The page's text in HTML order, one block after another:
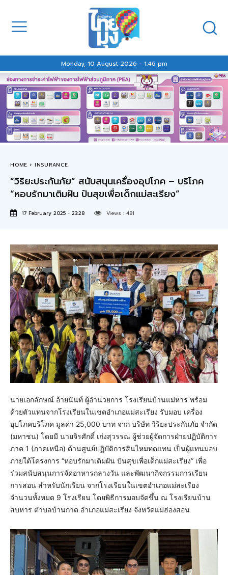
Monday, 10 August 2026 - 1:46 pm
HOME INSURANCE
“วิริยะประกันภัย” สนับสนุนเครื่องอุปโภค – บริโภค
“หอบรักมาเติมฝัน ปันสุขเพื่อเด็กแม่สะเรียง”
17 February 2025 - 23:28 Views : 481
นายเอกลักษณ์ อ้ายนันท์ ผู้อำนวยการ โรงเรียนบ้านแม่หาร พร้อม
ด้วยตัวแทนจากโรงเรียนในเขตอำเภอแม่สะเรียง รับมอบ เครื่อง
อุปโภคบริโภค มูลค่า 25,000 บาท จาก บริษัท วิริยะประกันภัย จำกัด
(มหาชน) โดยมี นายจิรศักดิ์ เก่งสุวรรณ ผู้ช่วยผู้จัดการฝ่ายปฏิบัติการ
ภาค 1 (ภาคเหนือ) ด้านศูนย์ปฏิบัติการสินไหมทดแทน เป็นผู้แทนมอบ
ภายใต้โครงการ “หอบรักมาเติมฝัน ปันสุขเพื่อเด็กแม่สะเรียง” เพื่อ
ร่วมสนับสนุนการจัดอาหารกลางวัน และพัฒนากิจกรรมการเรียน
การสอน สำหรับนักเรียน จากโรงเรียนในเขตอำเภอแม่สะเรียง
จำนวนทั้งหมด 9 โรงเรียน โดยพิธีการมอบจัดขึ้น ณ โรงเรียนบ้าน
สบหาร ตำบลบ้านกาด อำเภอแม่สะเรียง จังหวัดแม่ฮ่องสอน